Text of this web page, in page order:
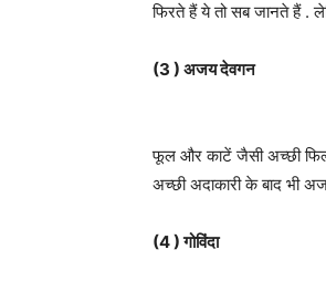
फिरते हैं ये तो सब जानते हैं .
(3 ) अजय देवगन
फूल और काटें जैसी अच्छी
अच्छी अदाकारी के बाद भी
(4 ) गोविंदा